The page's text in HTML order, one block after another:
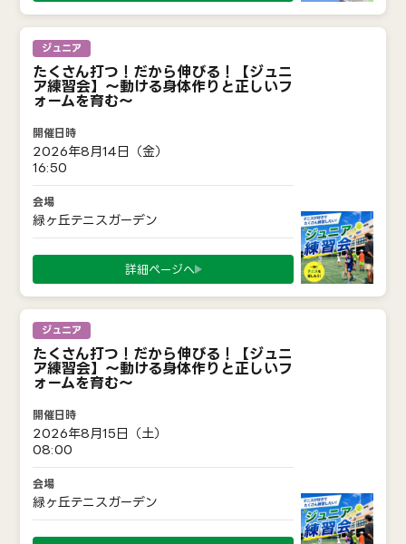
ジュニア
たくさん打つ！だから伸びる！【ジュニ
ア練習会】〜動ける身体作りと正しいフ
ォームを育む〜
2026年8月14日（金）
16:50
緑ヶ丘テニスガーデン
詳細ページへ
ジュニア
たくさん打つ！だから伸びる！【ジュニ
ア練習会】〜動ける身体作りと正しいフ
ォームを育む〜
2026年8月15日（土）
08:00
緑ヶ丘テニスガーデン